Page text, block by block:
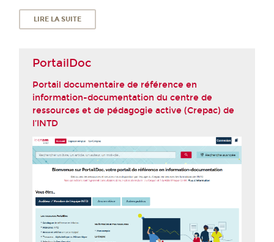
LIRE LA SUITE
PortailDoc
Portail documentaire de référence en
information-documentation du centre de
ressources et de pédagogie active (Crepac) de
l’INTD